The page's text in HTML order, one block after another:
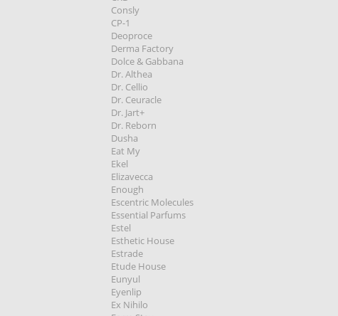
Consly
CP-1
Deoproce
Derma Factory
Dolce & Gabbana
Dr. Althea
Dr. Cellio
Dr. Ceuracle
Dr. Jart+
Dr. Reborn
Dusha
Eat My
Ekel
Elizavecca
Enough
Escentric Molecules
Essential Parfums
Estel
Esthetic House
Estrade
Etude House
Eunyul
Eyenlip
Ex Nihilo